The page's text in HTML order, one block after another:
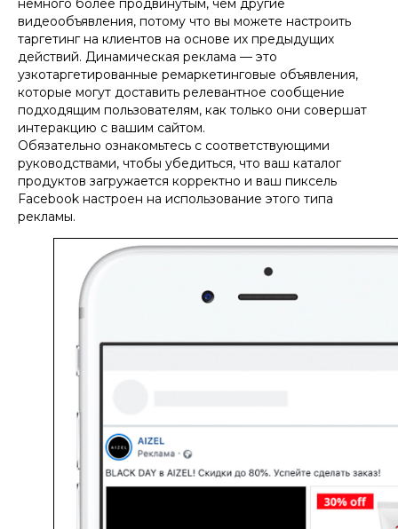
немного более продвинутым, чем другие
видеообъявления, потому что вы можете настроить
таргетинг на клиентов на основе их предыдущих
действий. Динамическая реклама — это
узкотаргетированные ремаркетинговые объявления,
которые могут доставить релевантное сообщение
подходящим пользователям, как только они совершат
интеракцию с вашим сайтом.
Обязательно ознакомьтесь с соответствующими
руководствами, чтобы убедиться, что ваш каталог
продуктов загружается корректно и ваш пиксель
Facebook настроен на использование этого типа
рекламы.